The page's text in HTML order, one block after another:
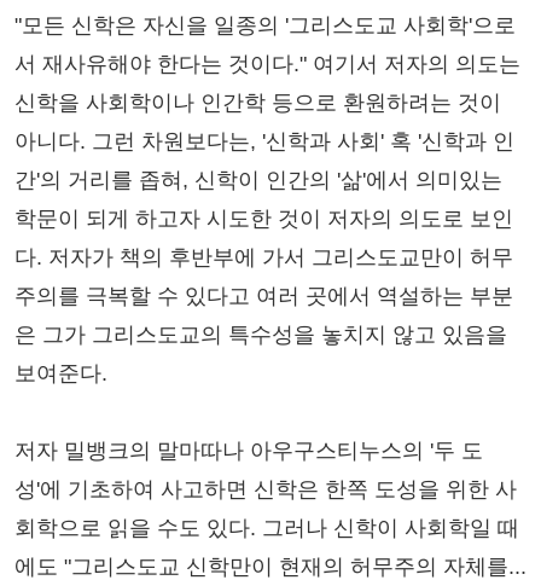
"모든 신학은 자신을 일종의 '그리스도교 사회학'으로
서 재사유해야 한다는 것이다." 여기서 저자의 의도는
신학을 사회학이나 인간학 등으로 환원하려는 것이
아니다. 그런 차원보다는, '신학과 사회' 혹 '신학과 인
간'의 거리를 좁혀, 신학이 인간의 '삶'에서 의미있는
학문이 되게 하고자 시도한 것이 저자의 의도로 보인
다. 저자가 책의 후반부에 가서 그리스도교만이 허무
주의를 극복할 수 있다고 여러 곳에서 역설하는 부분
은 그가 그리스도교의 특수성을 놓치지 않고 있음을
보여준다.
저자 밀뱅크의 말마따나 아우구스티누스의 '두 도
성'에 기초하여 사고하면 신학은 한쪽 도성을 위한 사
회학으로 읽을 수도 있다. 그러나 신학이 사회학일 때
에도 "그리스도교 신학만이 현재의 허무주의 자체를...